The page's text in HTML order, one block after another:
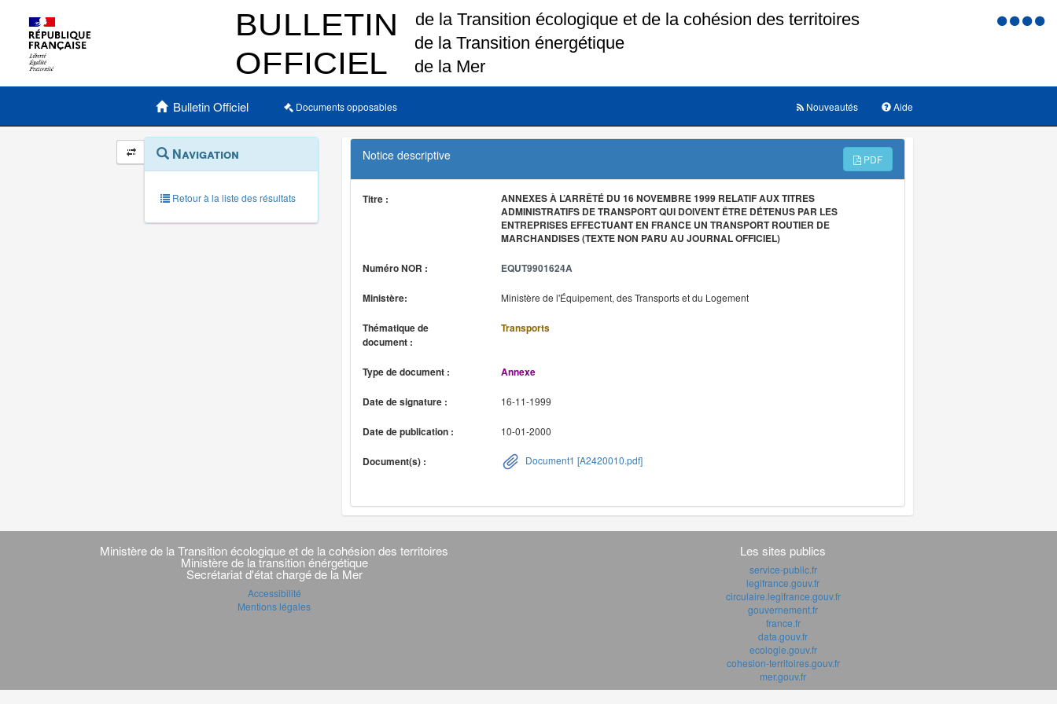
Menu
Menu principal
Bulletin Officiel Documents opposables Aide
Nouveautés
Navigation
et
outils
annexes
Menu
contextuel
Navigation
Retour à la liste des résultats
Notice descriptive PDF
Titre :
ANNEXES À L’ARRÊTÉ DU 16 NOVEMBRE 1999 RELATIF AUX TITRES
ADMINISTRATIFS DE TRANSPORT QUI DOIVENT ÊTRE DÉTENUS PAR LES
ENTREPRISES EFFECTUANT EN FRANCE UN TRANSPORT ROUTIER DE
MARCHANDISES (TEXTE NON PARU AU JOURNAL OFFICIEL)
Numéro NOR : EQUT9901624A
Ministère: Ministère de l'Équipement, des Transports et du Logement
Thématique de
document :
Transports
Type de document : Annexe
Date de signature : 16-11-1999
Date de publication : 10-01-2000
Document(s) : Document1 [A2420010.pdf]
Navigation
transverseMinistère de la Transition écologique et de la cohésion des territoires
Ministère de la transition énérgétique
Secrétariat d'état chargé de la Mer
Accessibilité
Mentions légales
Les sites publics
service-public.fr
legifrance.gouv.fr
circulaire.legifrance.gouv.fr
gouvernement.fr
france.fr
data.gouv.fr
ecologie.gouv.fr
cohesion-territoires.gouv.fr
mer.gouv.fr